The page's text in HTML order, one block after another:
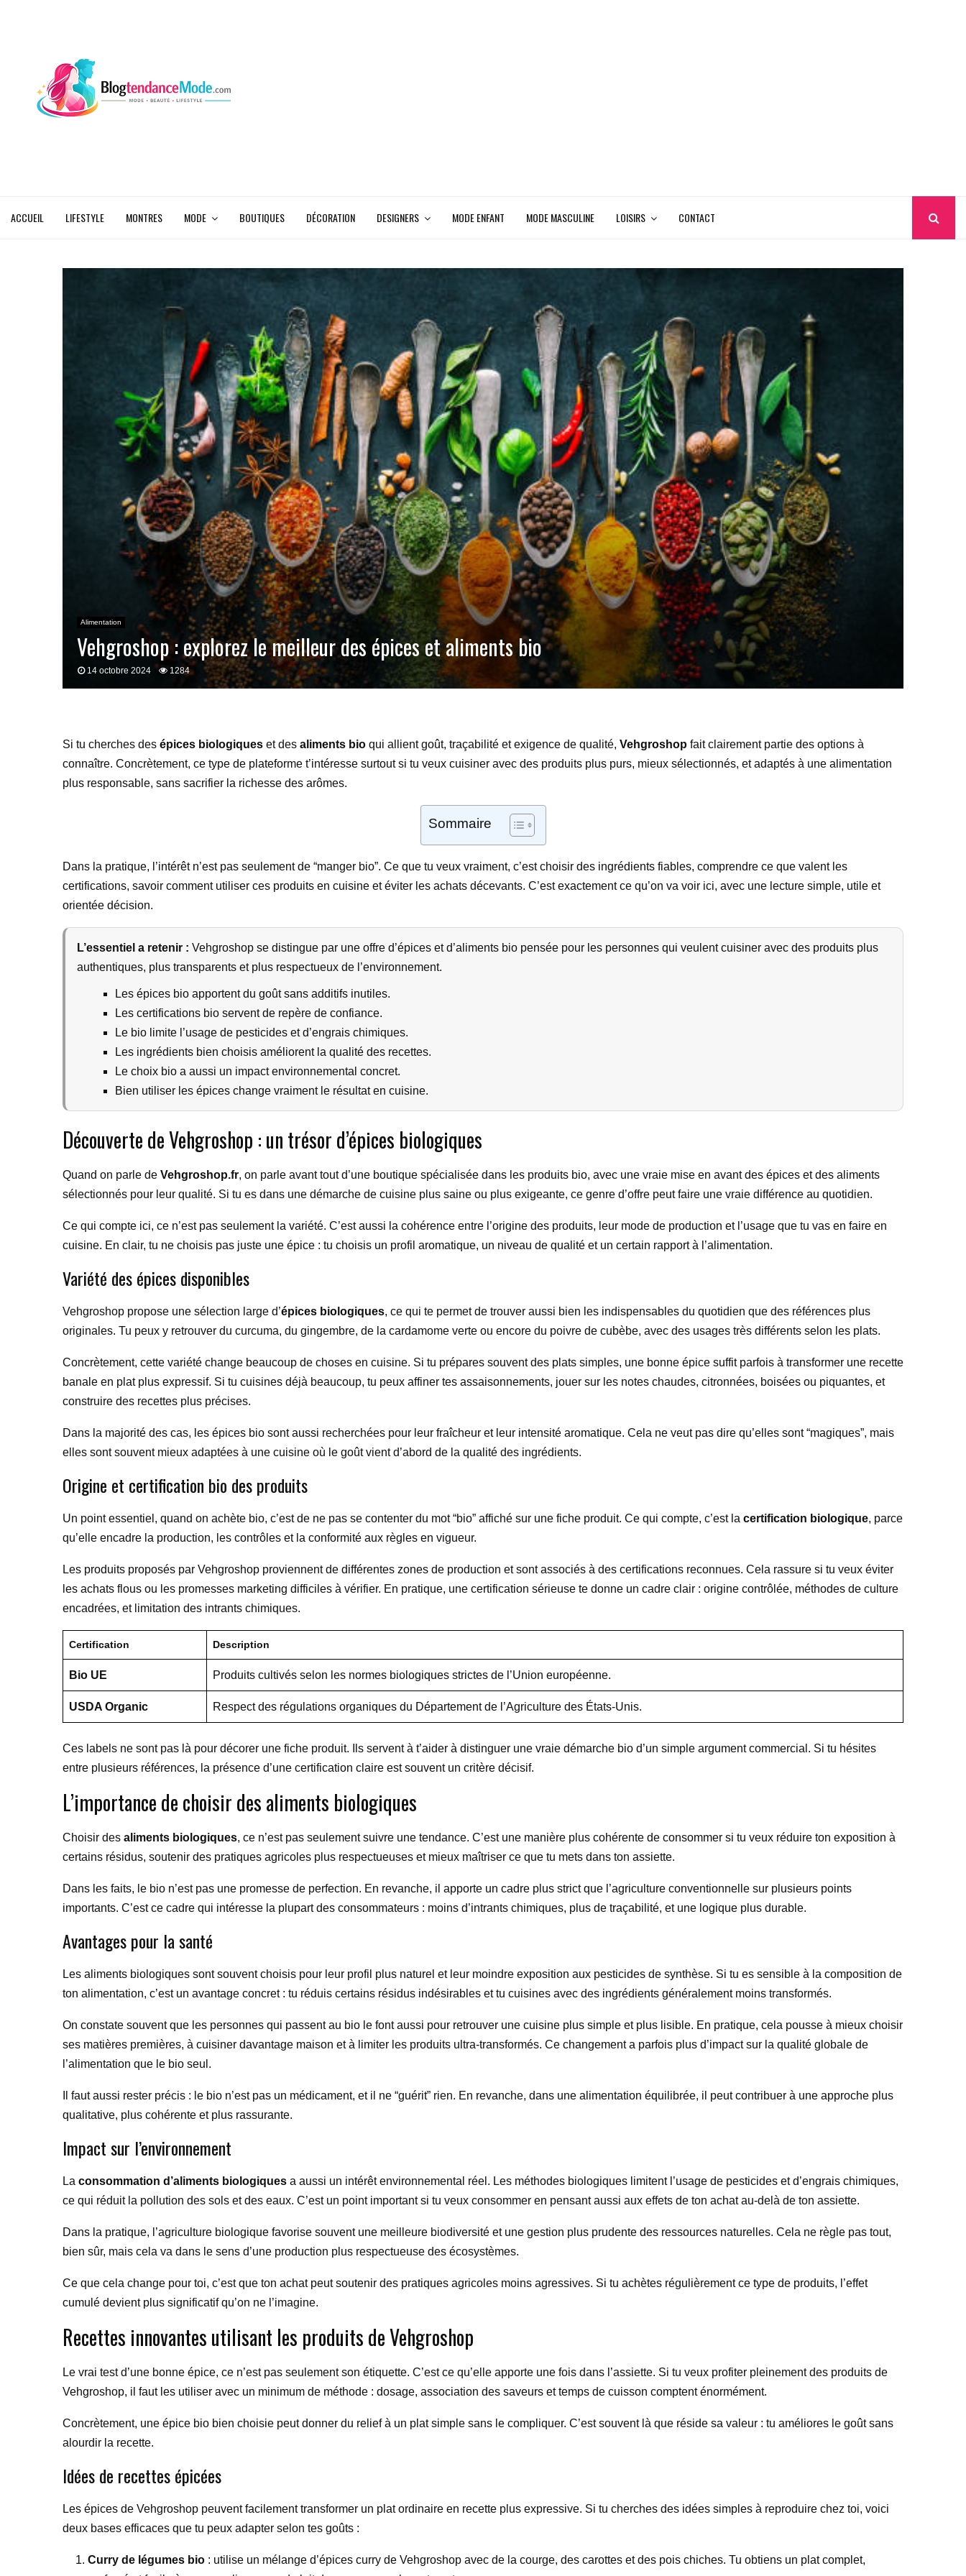
ACCUEIL LIFESTYLE MONTRES MODE BOUTIQUES DÉCORATION DESIGNERS MODE ENFANT MODE MASCULINE LOISIRS CONTACT
Alimentation
Vehgroshop : explorez le meilleur des épices et aliments bio
14 octobre 2024 1284
Si tu cherches des épices biologiques et des aliments bio qui allient goût, traçabilité et exigence de qualité, Vehgroshop fait clairement partie des options à
connaître. Concrètement, ce type de plateforme t’intéresse surtout si tu veux cuisiner avec des produits plus purs, mieux sélectionnés, et adaptés à une alimentation
plus responsable, sans sacrifier la richesse des arômes.
Sommaire
Dans la pratique, l’intérêt n’est pas seulement de “manger bio”. Ce que tu veux vraiment, c’est choisir des ingrédients fiables, comprendre ce que valent les
certifications, savoir comment utiliser ces produits en cuisine et éviter les achats décevants. C’est exactement ce qu’on va voir ici, avec une lecture simple, utile et
orientée décision.
L’essentiel a retenir : Vehgroshop se distingue par une offre d’épices et d’aliments bio pensée pour les personnes qui veulent cuisiner avec des produits plus
authentiques, plus transparents et plus respectueux de l’environnement.
Les épices bio apportent du goût sans additifs inutiles.
Les certifications bio servent de repère de confiance.
Le bio limite l’usage de pesticides et d’engrais chimiques.
Les ingrédients bien choisis améliorent la qualité des recettes.
Le choix bio a aussi un impact environnemental concret.
Bien utiliser les épices change vraiment le résultat en cuisine.
Découverte de Vehgroshop : un trésor d’épices biologiques
Quand on parle de Vehgroshop.fr, on parle avant tout d’une boutique spécialisée dans les produits bio, avec une vraie mise en avant des épices et des aliments
sélectionnés pour leur qualité. Si tu es dans une démarche de cuisine plus saine ou plus exigeante, ce genre d’offre peut faire une vraie différence au quotidien.
Ce qui compte ici, ce n’est pas seulement la variété. C’est aussi la cohérence entre l’origine des produits, leur mode de production et l’usage que tu vas en faire en
cuisine. En clair, tu ne choisis pas juste une épice : tu choisis un profil aromatique, un niveau de qualité et un certain rapport à l’alimentation.
Variété des épices disponibles
Vehgroshop propose une sélection large d’épices biologiques, ce qui te permet de trouver aussi bien les indispensables du quotidien que des références plus
originales. Tu peux y retrouver du curcuma, du gingembre, de la cardamome verte ou encore du poivre de cubèbe, avec des usages très différents selon les plats.
Concrètement, cette variété change beaucoup de choses en cuisine. Si tu prépares souvent des plats simples, une bonne épice suffit parfois à transformer une recette
banale en plat plus expressif. Si tu cuisines déjà beaucoup, tu peux affiner tes assaisonnements, jouer sur les notes chaudes, citronnées, boisées ou piquantes, et
construire des recettes plus précises.
Dans la majorité des cas, les épices bio sont aussi recherchées pour leur fraîcheur et leur intensité aromatique. Cela ne veut pas dire qu’elles sont “magiques”, mais
elles sont souvent mieux adaptées à une cuisine où le goût vient d’abord de la qualité des ingrédients.
Origine et certification bio des produits
Un point essentiel, quand on achète bio, c’est de ne pas se contenter du mot “bio” affiché sur une fiche produit. Ce qui compte, c’est la certification biologique, parce
qu’elle encadre la production, les contrôles et la conformité aux règles en vigueur.
Les produits proposés par Vehgroshop proviennent de différentes zones de production et sont associés à des certifications reconnues. Cela rassure si tu veux éviter
les achats flous ou les promesses marketing difficiles à vérifier. En pratique, une certification sérieuse te donne un cadre clair : origine contrôlée, méthodes de culture
encadrées, et limitation des intrants chimiques.
Certification Description
Bio UE Produits cultivés selon les normes biologiques strictes de l’Union européenne.
USDA Organic Respect des régulations organiques du Département de l’Agriculture des États-Unis.
Ces labels ne sont pas là pour décorer une fiche produit. Ils servent à t’aider à distinguer une vraie démarche bio d’un simple argument commercial. Si tu hésites
entre plusieurs références, la présence d’une certification claire est souvent un critère décisif.
L’importance de choisir des aliments biologiques
Choisir des aliments biologiques, ce n’est pas seulement suivre une tendance. C’est une manière plus cohérente de consommer si tu veux réduire ton exposition à
certains résidus, soutenir des pratiques agricoles plus respectueuses et mieux maîtriser ce que tu mets dans ton assiette.
Dans les faits, le bio n’est pas une promesse de perfection. En revanche, il apporte un cadre plus strict que l’agriculture conventionnelle sur plusieurs points
importants. C’est ce cadre qui intéresse la plupart des consommateurs : moins d’intrants chimiques, plus de traçabilité, et une logique plus durable.
Avantages pour la santé
Les aliments biologiques sont souvent choisis pour leur profil plus naturel et leur moindre exposition aux pesticides de synthèse. Si tu es sensible à la composition de
ton alimentation, c’est un avantage concret : tu réduis certains résidus indésirables et tu cuisines avec des ingrédients généralement moins transformés.
On constate souvent que les personnes qui passent au bio le font aussi pour retrouver une cuisine plus simple et plus lisible. En pratique, cela pousse à mieux choisir
ses matières premières, à cuisiner davantage maison et à limiter les produits ultra-transformés. Ce changement a parfois plus d’impact sur la qualité globale de
l’alimentation que le bio seul.
Il faut aussi rester précis : le bio n’est pas un médicament, et il ne “guérit” rien. En revanche, dans une alimentation équilibrée, il peut contribuer à une approche plus
qualitative, plus cohérente et plus rassurante.
Impact sur l’environnement
La consommation d’aliments biologiques a aussi un intérêt environnemental réel. Les méthodes biologiques limitent l’usage de pesticides et d’engrais chimiques,
ce qui réduit la pollution des sols et des eaux. C’est un point important si tu veux consommer en pensant aussi aux effets de ton achat au-delà de ton assiette.
Dans la pratique, l’agriculture biologique favorise souvent une meilleure biodiversité et une gestion plus prudente des ressources naturelles. Cela ne règle pas tout,
bien sûr, mais cela va dans le sens d’une production plus respectueuse des écosystèmes.
Ce que cela change pour toi, c’est que ton achat peut soutenir des pratiques agricoles moins agressives. Si tu achètes régulièrement ce type de produits, l’effet
cumulé devient plus significatif qu’on ne l’imagine.
Recettes innovantes utilisant les produits de Vehgroshop
Le vrai test d’une bonne épice, ce n’est pas seulement son étiquette. C’est ce qu’elle apporte une fois dans l’assiette. Si tu veux profiter pleinement des produits de
Vehgroshop, il faut les utiliser avec un minimum de méthode : dosage, association des saveurs et temps de cuisson comptent énormément.
Concrètement, une épice bio bien choisie peut donner du relief à un plat simple sans le compliquer. C’est souvent là que réside sa valeur : tu améliores le goût sans
alourdir la recette.
Idées de recettes épicées
Les épices de Vehgroshop peuvent facilement transformer un plat ordinaire en recette plus expressive. Si tu cherches des idées simples à reproduire chez toi, voici
deux bases efficaces que tu peux adapter selon tes goûts :
Curry de légumes bio : utilise un mélange d’épices curry de Vehgroshop avec de la courge, des carottes et des pois chiches. Tu obtiens un plat complet,